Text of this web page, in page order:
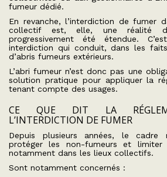
fumeur dédié.
En revanche, l’interdiction de fumer
collectif est, elle, une réalité
progressivement été étendue.
interdiction qui conduit, dans les
d’abris fumeurs extérieurs.
L’abri fumeur n’est donc pas une
solution pratique pour appliquer la
tenant compte des usages.
CE QUE DIT LA
L’INTERDICTION DE FUMER
Depuis plusieurs années, le cadre
protéger les non-fumeurs et limiter
notamment dans les lieux collectifs.
Sont notamment concernés :